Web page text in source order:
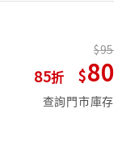
85
95
80
查詢門市庫存